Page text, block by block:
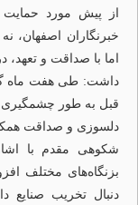
از پیش مورد حمایت
خبرنگاران اصفهان،
اما با صداقت و تعهد،
داشت: طی هفت ماه
قبل به ‌طور چشمگیری
دلسوزی و صداقت
شکوهی ‌مقدم با
بزنگاه‌های مختلف
دنبال تخریب صنایع